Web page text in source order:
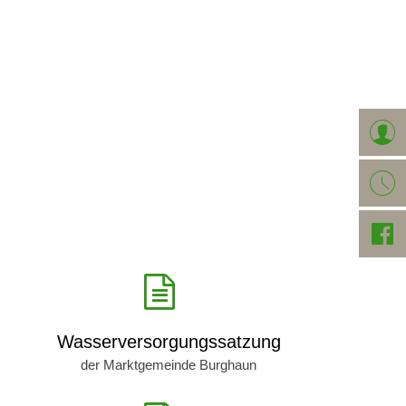
Wasserversorgungssatzung
der Marktgemeinde Burghaun